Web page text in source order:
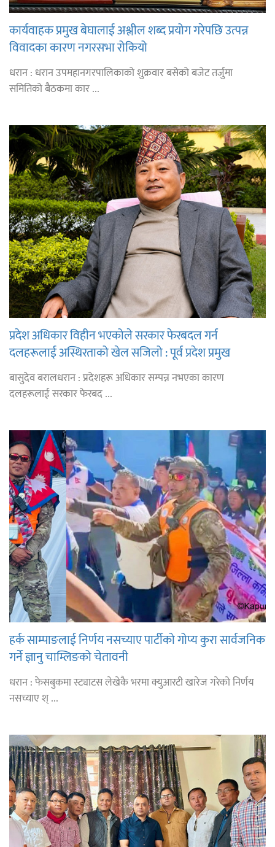
कार्यवाहक प्रमुख बेघालाई अश्लील शब्द प्रयोग गरेपछि उत्पन्न
विवादका कारण नगरसभा रोकियो
धरान : धरान उपमहानगरपालिकाको शुक्रवार बसेको बजेट तर्जुमा
समितिको बैठकमा कार ...
प्रदेश अधिकार विहीन भएकोले सरकार फेरबदल गर्न
दलहरूलाई अस्थिरताको खेल सजिलो : पूर्व प्रदेश प्रमुख
तुम्बाहाङ
बासुदेव बरालधरान : प्रदेशहरू अधिकार सम्पन्न नभएका कारण
दलहरूलाई सरकार फेरबद ...
हर्क साम्पाङलाई निर्णय नसच्याए पार्टीको गोप्य कुरा सार्वजनिक
गर्ने ज्ञानु चाम्लिङको चेतावनी
धरान : फेसबुकमा स्ट्याटस लेखेकै भरमा क्युआरटी खारेज गरेको निर्णय
नसच्याए श् ...